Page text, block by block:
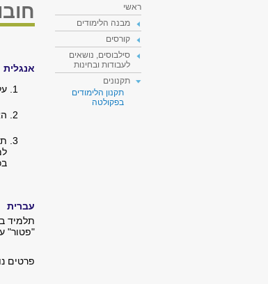
ראשי
מבנה הלימודים
קורסים
סילבוסים, נושאים
לעבודות ובחינות
תקנונים
תקנון הלימודים
בפקולטה
אנגלית
עברית
תלמיד
"פטור"
פרטים